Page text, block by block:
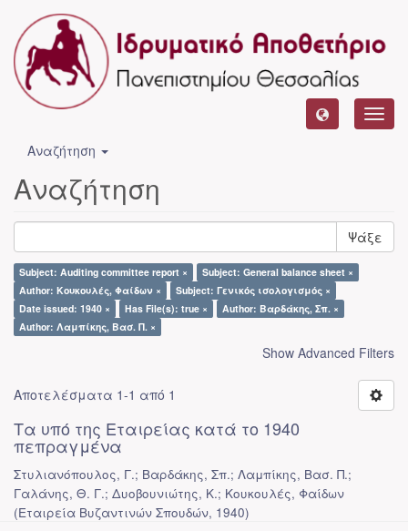
Αναζήτηση
Αναζήτηση
Ψάξε
Subject: Auditing committee report ×
Subject: General balance sheet ×
Author: Κουκουλές, Φαίδων ×
Subject: Γενικός ισολογισμός ×
Date issued: 1940 ×
Has File(s): true ×
Author: Βαρδάκης, Σπ. ×
Author: Λαμπίκης, Βασ. Π. ×
Show Advanced Filters
Αποτελέσματα 1-1 από 1
Τα υπό της Εταιρείας κατά το 1940
πεπραγμένα
Στυλιανόπουλος, Γ.; Βαρδάκης, Σπ.; Λαμπίκης, Βασ. Π.;
Γαλάνης, Θ. Γ.; Δυοβουνιώτης, Κ.; Κουκουλές, Φαίδων
(Εταιρεία Βυζαντινών Σπουδών, 1940)